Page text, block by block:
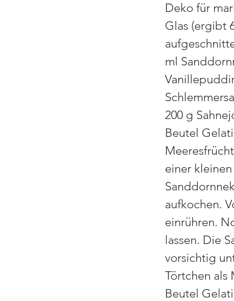
Deko für
Glas (ergibt
ml
200 g
Beutel
einer
aufkochen.
einrühren.
lassen. Die
vorsichtig
Törtchen als
Beutel